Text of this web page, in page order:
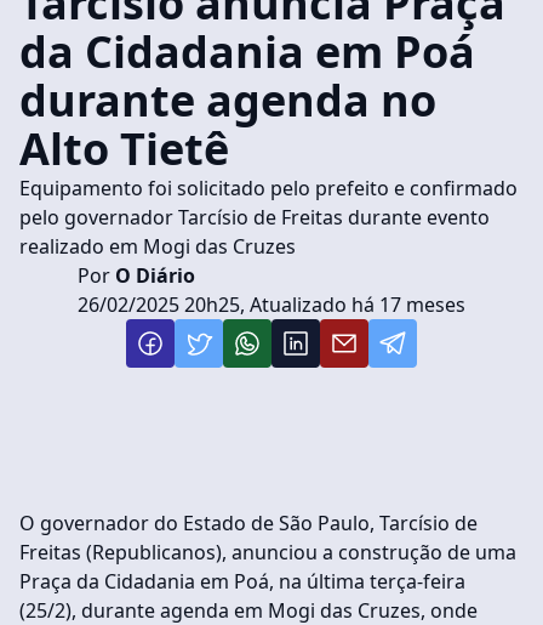
da Cidadania em Poá
durante agenda no
Alto Tietê
Equipamento foi solicitado pelo prefeito e confirmado
pelo governador Tarcísio de Freitas durante evento
realizado em Mogi das Cruzes
Por O Diário
26/02/2025 20h25, Atualizado há 17 meses
O governador do Estado de São Paulo, Tarcísio de
Freitas (Republicanos), anunciou a construção de uma
Praça da Cidadania em Poá, na última terça-feira
(25/2), durante agenda em Mogi das Cruzes, onde